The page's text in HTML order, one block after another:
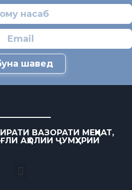
шавед
ВАЗОРАТИ МЕҲНАТ,
АҲОЛИИ ҶУМҲУРИИ